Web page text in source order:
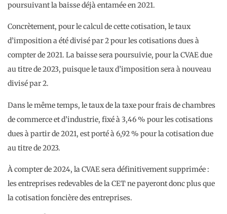
poursuivant la baisse déjà entamée en 2021.
Concrètement, pour le calcul de cette cotisation, le taux
d’imposition a été divisé par 2 pour les cotisations dues à
compter de 2021. La baisse sera poursuivie, pour la CVAE due
au titre de 2023, puisque le taux d’imposition sera à nouveau
divisé par 2.
Dans le même temps, le taux de la taxe pour frais de chambres
de commerce et d’industrie, fixé à 3,46 % pour les cotisations
dues à partir de 2021, est porté à 6,92 % pour la cotisation due
au titre de 2023.
À compter de 2024, la CVAE sera définitivement supprimée :
les entreprises redevables de la CET ne payeront donc plus que
la cotisation foncière des entreprises.